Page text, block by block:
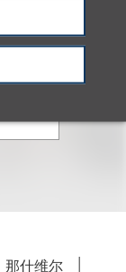
那什维尔